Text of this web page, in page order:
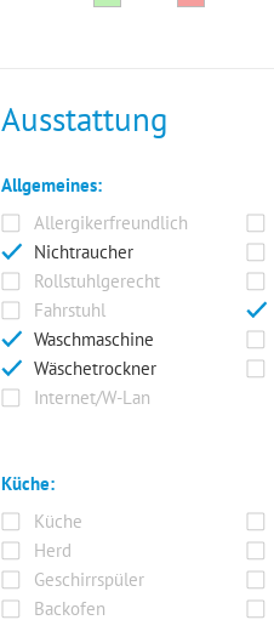
Ausstattung
Allgemeines:
Allergikerfreundlich
Nichtraucher
Rollstuhlgerecht
Fahrstuhl
Waschmaschine
Wäschetrockner
Internet/W-Lan
Küche:
Küche
Herd
Geschirrspüler
Backofen